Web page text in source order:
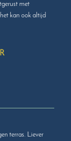
met
kan ook altijd
terras. Liever